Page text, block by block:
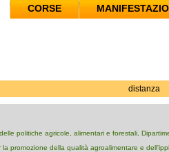
CORSE
distanza
politiche agricole, alimentari e forestali,
la promozione della qualità agroalimentare e